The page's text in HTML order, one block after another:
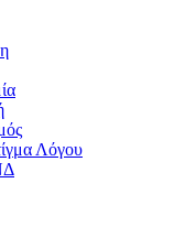
Λόγου